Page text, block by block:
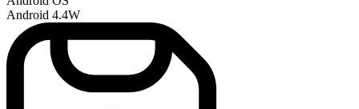
Android 4.4W